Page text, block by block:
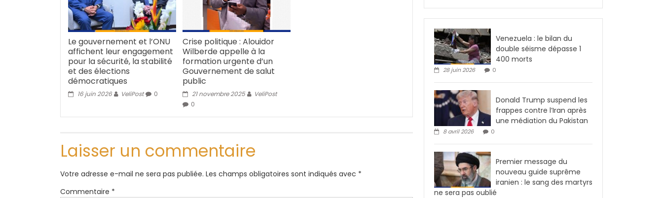
Le gouvernement et l’ONU
affichent leur engagement
pour la sécurité, la stabilité
et des élections
démocratiques
16 juin 2026 VeliPost 0
Crise politique : Alouidor
Wilberde appelle à la
formation urgente d’un
Gouvernement de salut
public
21 novembre 2025
VeliPost
0
Laisser un commentaire
Votre adresse e-mail ne sera pas publiée. Les champs obligatoires sont indiqués avec *
Commentaire *
Venezuela : le bilan du
double séisme dépasse 1
400 morts
28 juin 2026 0
Donald Trump suspend les
frappes contre l’Iran après
une médiation du Pakistan
8 avril 2026 0
Premier message du
nouveau guide suprême
iranien : le sang des martyrs
ne sera pas oublié